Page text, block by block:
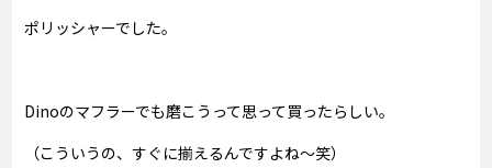
ポリッシャーでした。
Dinoのマフラーでも磨こうって思って買ったらしい。
（こういうの、すぐに揃えるんですよね～笑）